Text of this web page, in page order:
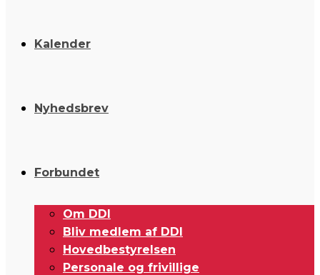
Kalender
Nyhedsbrev
Forbundet
Om DDI
Bliv medlem af DDI
Hovedbestyrelsen
Personale og frivillige